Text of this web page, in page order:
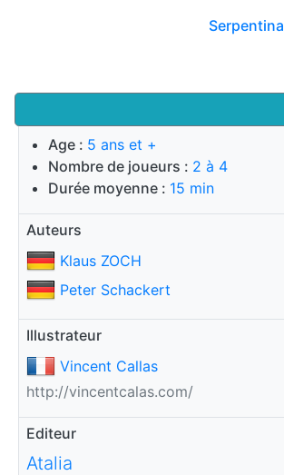
Age : 5 ans et +
Nombre de joueurs : 2 à 4
Durée moyenne : 15 min
Auteurs
Klaus ZOCH
Peter Schackert
Illustrateur
Vincent Callas
http://vincentcalas.com/
Editeur
Atalia
Serpentina